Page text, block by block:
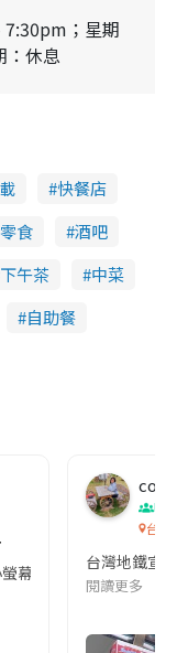
7:30pm；星期
：休息
快餐店
零食
酒吧
下午茶
中菜
自助餐
幕啦!這次的劇本改編
co
吹
台灣
台灣地鐵宣
閱讀更多